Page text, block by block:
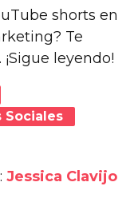
shorts en
Te
leyendo!
Sociales
Jessica Clavijo